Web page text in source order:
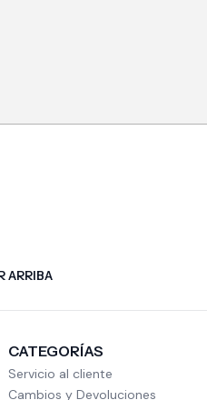
ARRIBA
CATEGORÍAS
Servicio al cliente
Cambios y Devoluciones